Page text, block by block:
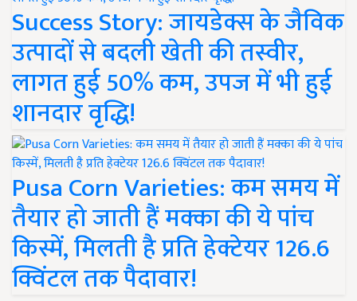
Success Story: जायडेक्स के जैविक
उत्पादों से बदली खेती की तस्वीर,
लागत हुई 50% कम, उपज में भी हुई
शानदार वृद्धि!
Pusa Corn Varieties: कम समय में
तैयार हो जाती हैं मक्का की ये पांच
किस्में, मिलती है प्रति हेक्टेयर 126.6
क्विंटल तक पैदावार!